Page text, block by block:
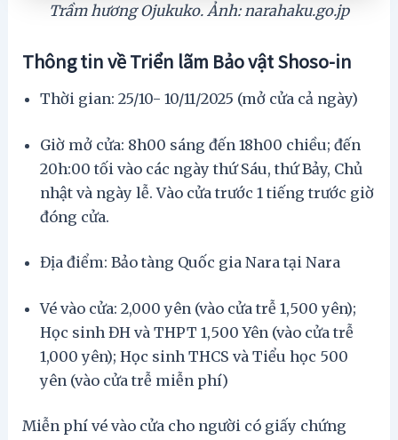
Trầm hương Ojukuko. Ảnh: narahaku.go.jp
Thông tin về Triển lãm Bảo vật Shoso-in
Thời gian: 25/10- 10/11/2025 (mở cửa cả ngày)
Giờ mở cửa: 8h00 sáng đến 18h00 chiều; đến
20h:00 tối vào các ngày thứ Sáu, thứ Bảy, Chủ
nhật và ngày lễ. Vào cửa trước 1 tiếng trước giờ
đóng cửa.
Địa điểm: Bảo tàng Quốc gia Nara tại Nara
Vé vào cửa: 2,000 yên (vào cửa trễ 1,500 yên);
Học sinh ĐH và THPT 1,500 Yên (vào cửa trễ
1,000 yên); Học sinh THCS và Tiểu học 500
yên (vào cửa trễ miễn phí)
Miễn phí vé vào cửa cho người có giấy chứng